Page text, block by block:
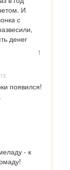
И
с
денег
1
появился!
- к